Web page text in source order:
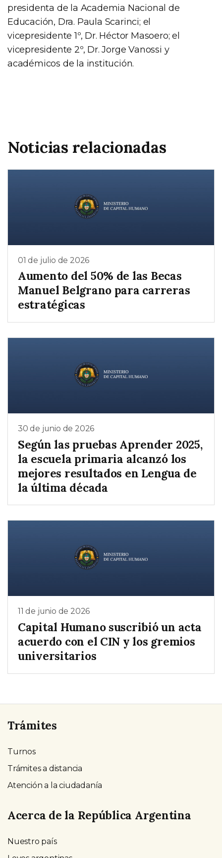
presidenta de la Academia Nacional de
Educación, Dra. Paula Scarinci; el
vicepresidente 1º, Dr. Héctor Masoero; el
vicepresidente 2º, Dr. Jorge Vanossi y
académicos de la institución.
Noticias relacionadas
01 de julio de 2026
Aumento del 50% de las Becas
Manuel Belgrano para carreras
estratégicas
30 de junio de 2026
Según las pruebas Aprender 2025,
la escuela primaria alcanzó los
mejores resultados en Lengua de
la última década
11 de junio de 2026
Capital Humano suscribió un acta
acuerdo con el CIN y los gremios
universitarios
Trámites
Turnos
Trámites a distancia
Atención a la ciudadanía
Acerca de la República Argentina
Nuestro país